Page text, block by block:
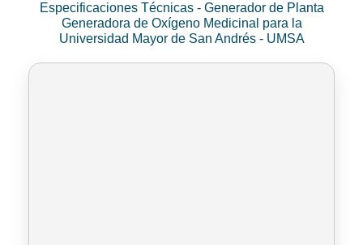
Especificaciones Técnicas - Generador de Planta
Generadora de Oxígeno Medicinal para la
Universidad Mayor de San Andrés - UMSA